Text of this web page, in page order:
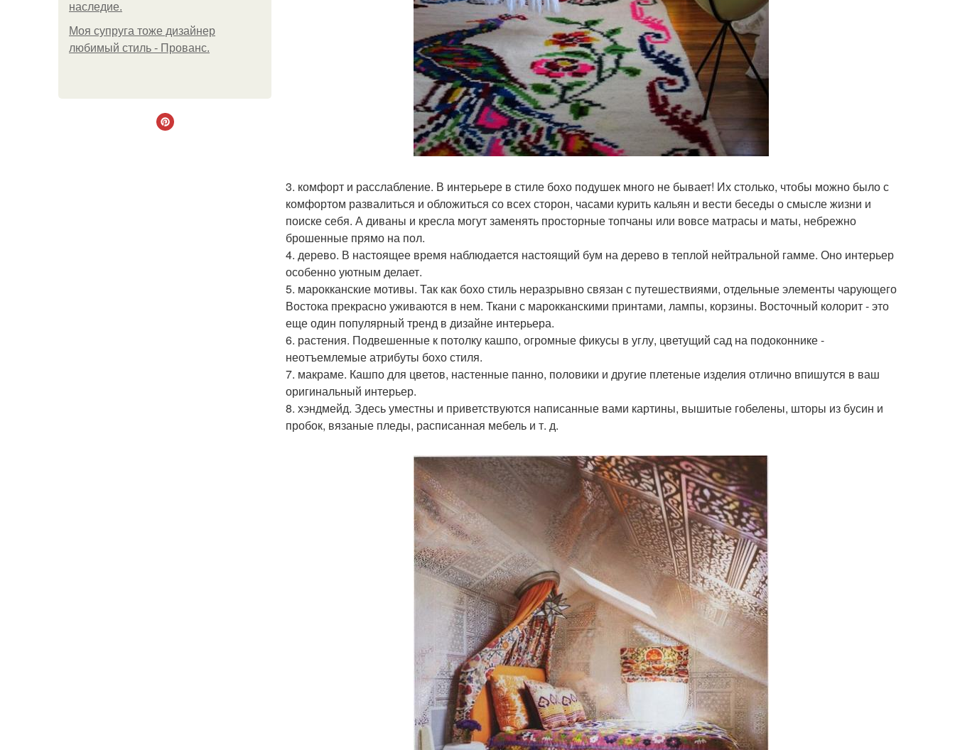
наследие.
Моя супруга тоже дизайнер
любимый стиль - Прованс.
3. комфорт и расслабление. В интерьере в стиле бохо подушек много не бывает! Их столько, чтобы можно было с
комфортом развалиться и обложиться со всех сторон, часами курить кальян и вести беседы о смысле жизни и
поиске себя. А диваны и кресла могут заменять просторные топчаны или вовсе матрасы и маты, небрежно
брошенные прямо на пол.
4. дерево. В настоящее время наблюдается настоящий бум на дерево в теплой нейтральной гамме. Оно интерьер
особенно уютным делает.
5. марокканские мотивы. Так как бохо стиль неразрывно связан с путешествиями, отдельные элементы чарующего
Востока прекрасно уживаются в нем. Ткани с марокканскими принтами, лампы, корзины. Восточный колорит - это
еще один популярный тренд в дизайне интерьера.
6. растения. Подвешенные к потолку кашпо, огромные фикусы в углу, цветущий сад на подоконнике -
неотъемлемые атрибуты бохо стиля.
7. макраме. Кашпо для цветов, настенные панно, половики и другие плетеные изделия отлично впишутся в ваш
оригинальный интерьер.
8. хэндмейд. Здесь уместны и приветствуются написанные вами картины, вышитые гобелены, шторы из бусин и
пробок, вязаные пледы, расписанная мебель и т. д.